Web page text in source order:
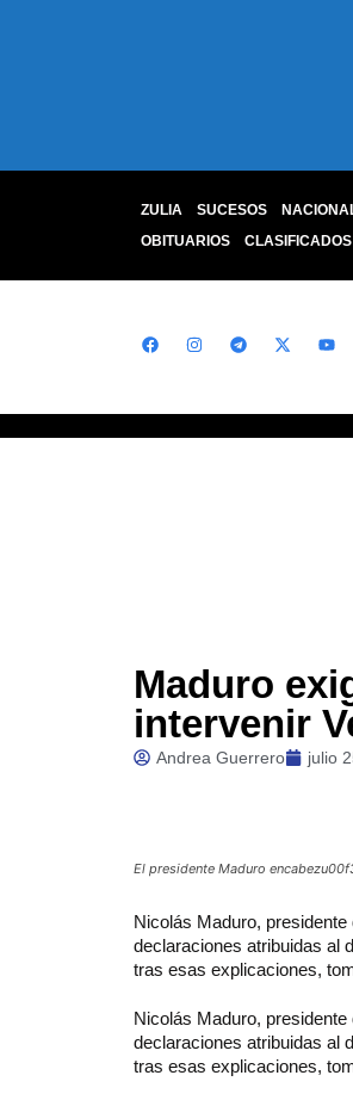
ZULIA SUCESOS
OBITUARIOS
CLASIFICADOS
Maduro
intervenir
Andrea Guerrero julio
El presidente Maduro
Nicolás Maduro,
declaraciones atribuidas al
tras esas explicaciones,
Nicolás Maduro,
declaraciones atribuidas al
tras esas explicaciones,